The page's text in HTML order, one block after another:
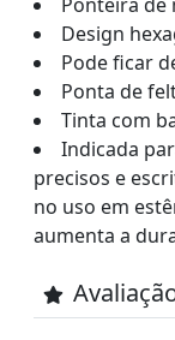
Design
Pode ficar
Ponta de
Tinta com
Indicada
precisos e
no uso em
aumenta a